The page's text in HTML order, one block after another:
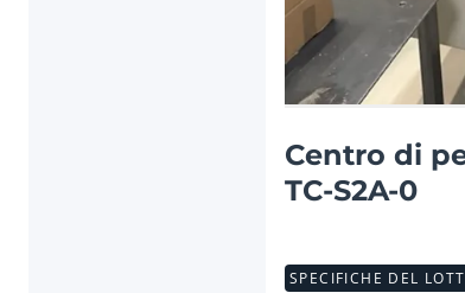
Centro di
TC-S2A-0
SPECIFICHE DEL